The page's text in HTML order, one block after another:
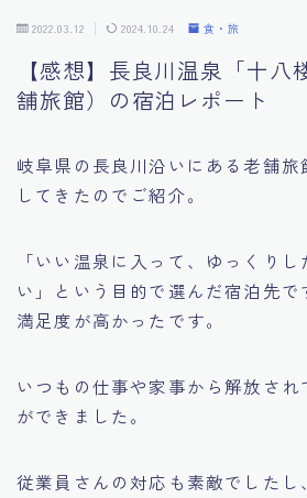
食・旅
2022.03.12 2024.10.24 食・旅
【感想】長良川温泉「十
舗旅館）の宿泊レポート
岐阜県の長良川沿いにある老舗旅
してきたのでご紹介。
「いい温泉に入って、ゆっくり
い」という目的で選んだ宿泊先で
満足度が高かったです。
いつもの仕事や家事から解放され
ができました。
従業員さんの対応も素敵でした